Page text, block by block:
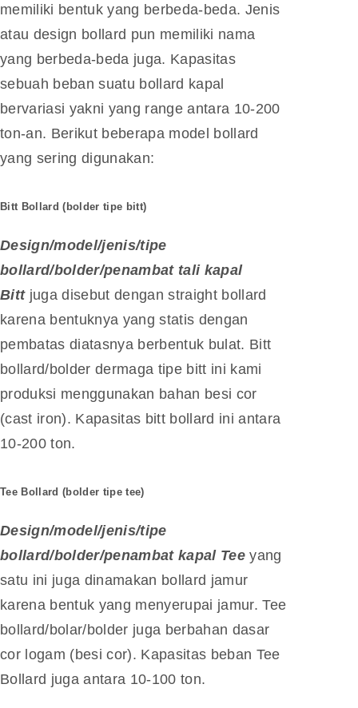
memiliki bentuk yang berbeda-beda. Jenis
atau design bollard pun memiliki nama
yang berbeda-beda juga. Kapasitas
sebuah beban suatu bollard kapal
bervariasi yakni yang range antara 10-200
ton-an. Berikut beberapa model bollard
yang sering digunakan:
Bitt Bollard (bolder tipe bitt)
Design/model/jenis/tipe
bollard/bolder/penambat tali kapal
Bittjuga disebut dengan straight bollard
karena bentuknya yang statis dengan
pembatas diatasnya berbentuk bulat. Bitt
bollard/bolder dermaga tipe bitt ini kami
produksi menggunakan bahan besi cor
(cast iron). Kapasitas bitt bollard ini antara
10-200 ton.
Tee Bollard (bolder tipe tee)
Design/model/jenis/tipe
bollard/bolder/penambat kapal Tee yang
satu ini juga dinamakan bollard jamur
karena bentuk yang menyerupai jamur. Tee
bollard/bolar/bolder juga berbahan dasar
cor logam (besi cor). Kapasitas beban Tee
Bollard juga antara 10-100 ton.